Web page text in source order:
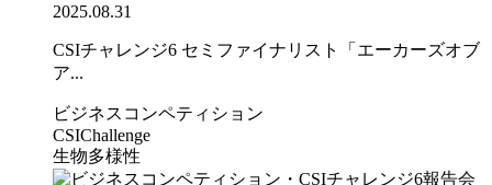
2025.08.31
CSIチャレンジ6 セミファイナリスト「エーカーズオブ
ア...
ビジネスコンペティション
CSIChallenge
生物多様性